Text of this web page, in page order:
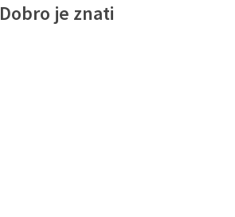
Dobro je znati